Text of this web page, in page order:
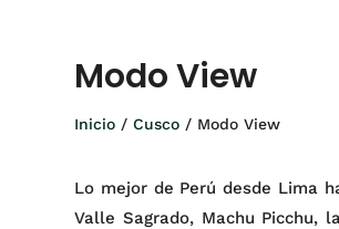
Modo View
Inicio /Cusco / Modo View
Lo mejor de Perú desde Lima
Valle Sagrado, Machu Picchu,